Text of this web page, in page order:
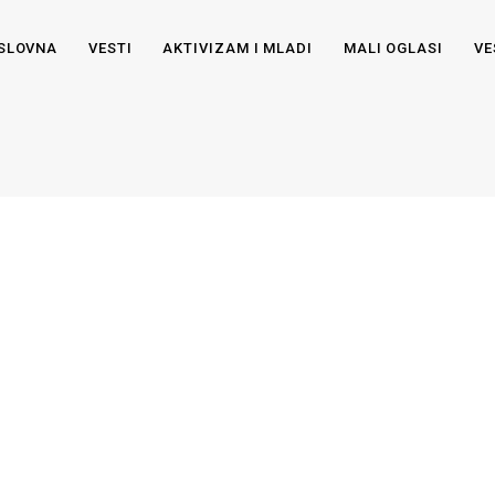
VESTI AKTIVIZAM I MLADI MALI OGLASI